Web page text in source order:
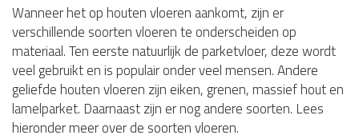
Wanneer het op houten vloeren aankomt, zijn er
verschillende soorten vloeren te onderscheiden op
materiaal. Ten eerste natuurlijk de parketvloer, deze wordt
veel gebruikt en is populair onder veel mensen. Andere
geliefde houten vloeren zijn eiken, grenen, massief hout en
lamelparket. Daarnaast zijn er nog andere soorten. Lees
hieronder meer over de soorten vloeren.